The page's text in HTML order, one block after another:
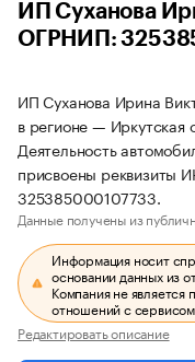
ИП Суханова
ОГРНИП:
ИП Суханова Ирина
в регионе — Иркутская
Деятельность
присвоены реквизиты
325385000107733.
Данные получены из
Информация носит
основании данных из
Компания не является
отношений с
Редактировать описание